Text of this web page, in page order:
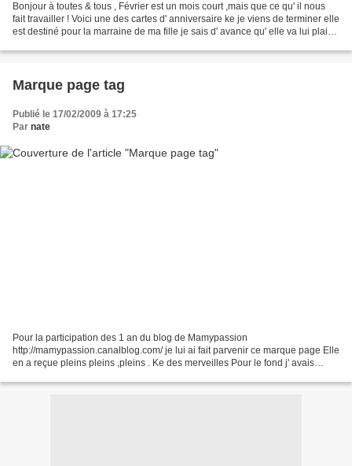
Bonjour à toutes & tous , Février est un mois court ,mais que ce qu' il nous
fait travailler ! Voici une des cartes d' anniversaire ke je viens de terminer elle
est destiné pour la marraine de ma fille je sais d' avance qu' elle va lui plaire
Marque page tag
Publié le 17/02/2009 à 17:25
Par nate
Pour la participation des 1 an du blog de Mamypassion
http://mamypassion.canalblog.com/ je lui ai fait parvenir ce marque page Elle
en a reçue pleins pleins ,pleins . Ke des merveilles Pour le fond j' avais